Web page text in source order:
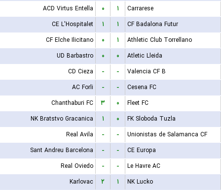
ACD Virtus Entella
۰ ۱
Carrarese
CE L'Hospitalet
۱ ۱
CF Badalona Futur
CF Elche Ilicitano
۰ ۱
Athletic Club Torrellano
UD Barbastro
۰ ۰
Atletic Lleida
CD Cieza
- -
Valencia CF B
AC Forli
- -
Cesena FC
Chanthaburi FC
۳ ۰
Fleet FC
NK Bratstvo Gracanica
۱ ۰
FK Sloboda Tuzla
Real Avila
- -
Unionistas de Salamanca CF
Sant Andreu Barcelona
- -
CE Europa
Real Oviedo
- -
Le Havre AC
Karlovac
۲ ۱
NK Lucko